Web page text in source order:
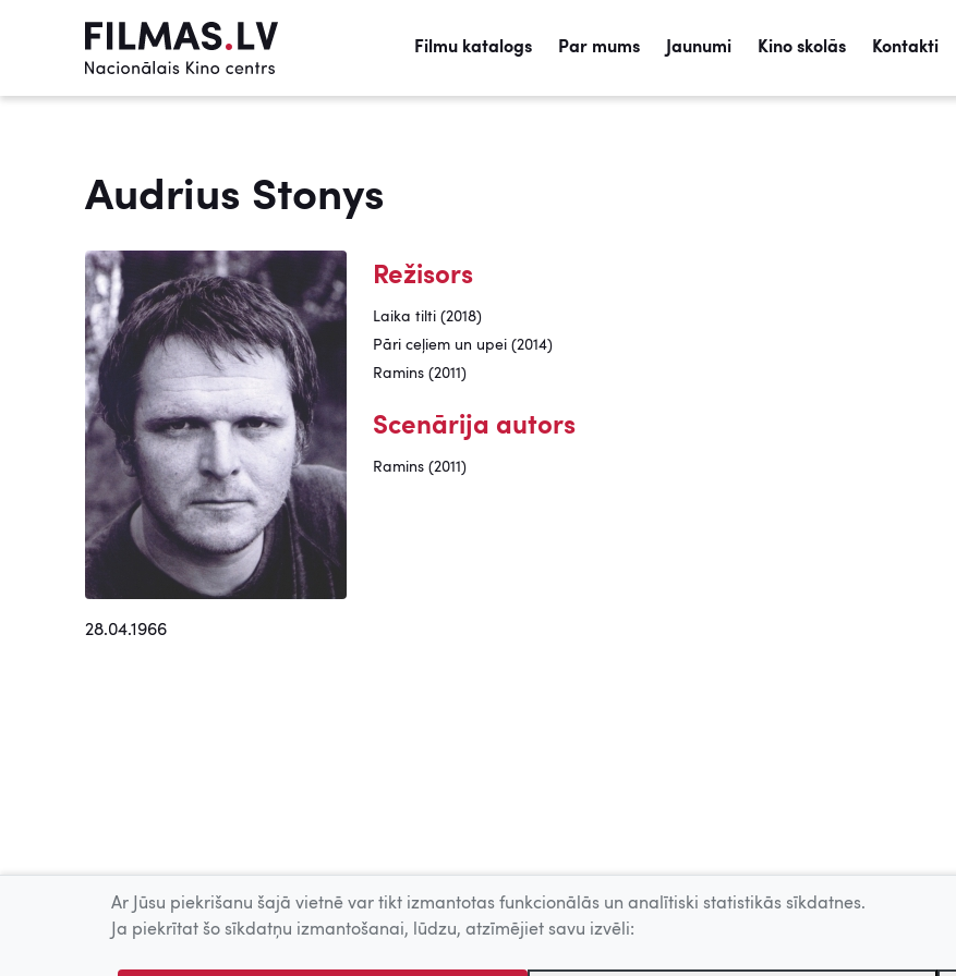
Filmu katalogs Par mums Jaunumi Kino skolās Kontakti
Audrius Stonys
28.04.1966
Režisors
Laika tilti (2018)
Pāri ceļiem un upei (2014)
Ramins (2011)
Scenārija autors
Ramins (2011)
Ar Jūsu piekrišanu šajā vietnē var tikt izmantotas funkcionālās un analītiski statistikās sīkdatnes.
Ja piekrītat šo sīkdatņu izmantošanai, lūdzu, atzīmējiet savu izvēli: